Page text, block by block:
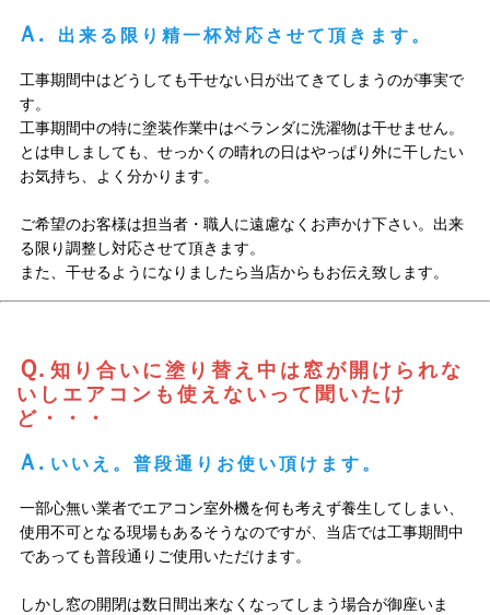
Ａ. 出来る限り精一杯対応させて頂きます。
工事期間中はどうしても干せない日が出てきてしまうのが事実で
す。
工事期間中の特に塗装作業中はベランダに洗濯物は干せません。
とは申しましても、せっかくの晴れの日はやっぱり外に干したい
お気持ち、よく分かります。
ご希望のお客様は担当者・職人に遠慮なくお声かけ下さい。出来
る限り調整し対応させて頂きます。
また、干せるようになりましたら当店からもお伝え致します。
Ｑ. 知り合いに塗り替え中は窓が開けられな
いしエアコンも使えないって聞いたけ
ど・・・
Ａ. いいえ。普段通りお使い頂けます。
一部心無い業者でエアコン室外機を何も考えず養生してしまい、
使用不可となる現場もあるそうなのですが、当店では工事期間中
であっても普段通りご使用いただけます。
しかし窓の開閉は数日間出来なくなってしまう場合が御座いま